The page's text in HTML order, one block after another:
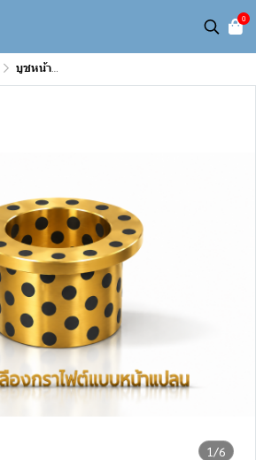
0
บูชหน้าแปลนทองเหลืองฝังกราไฟต์ ขนาด140 mm
1/6